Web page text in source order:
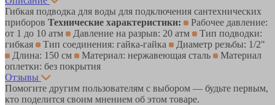
Гибкая подводка для воды для подключения сантехнических
приборов Технические характеристики:
Рабочее давление:
от 1 до 10 атм
Давление на разрыв: 20 атм
Тип подводки:
гибкая
Тип соединения: гайка-гайка
Диаметр резьбы: 1/2"
Длина: 150 см
Материал: нержавеющая сталь
Материал
оплетки: без покрытия
Отзывы
Помогите другим пользователям с выбором — будьте первым,
кто поделится своим мнением об этом товаре.